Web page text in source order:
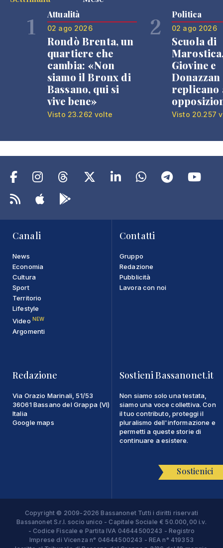
1 Attualità
02 ago 2026
Rondò Brenta, un
quartiere che
cambia: «Non
siamo il Bronx di
Bassano, qui si
vive bene»
Visto 23.262 volte
2 Politica
02 ago 2026
Scuola di
Giovine e
Donazzan
replicano
Visto 20.257
Canali
News
Economia
Cultura
Sport
Territorio
Lifestyle
Video NEW
Argomenti
Contatti
Gruppo
Redazione
Pubblicità
Lavora con noi
Redazione
Via Orazio Marinali, 51/53
36061 Bassano del Grappa (VI)
Italia
Google maps
Sostieni Bassanonet.it
Non siamo solo una testata,
siamo una voce collettiva. Con
il tuo contributo, proteggi il
pluralismo dell'informazione e
permetti a queste storie di
continuare a esistere.
Sostienici
Copyright © 2009-2026 Bassanonet Tutti i diritti riservati
Bassanonet S.r.l. socio unico - Capitale Sociale € 50.000,00 i.v.
- Codice Fiscale e Partita IVA 04644500243 - Registro
Imprese di Vicenza n° 04644500243 - REA n° 419353